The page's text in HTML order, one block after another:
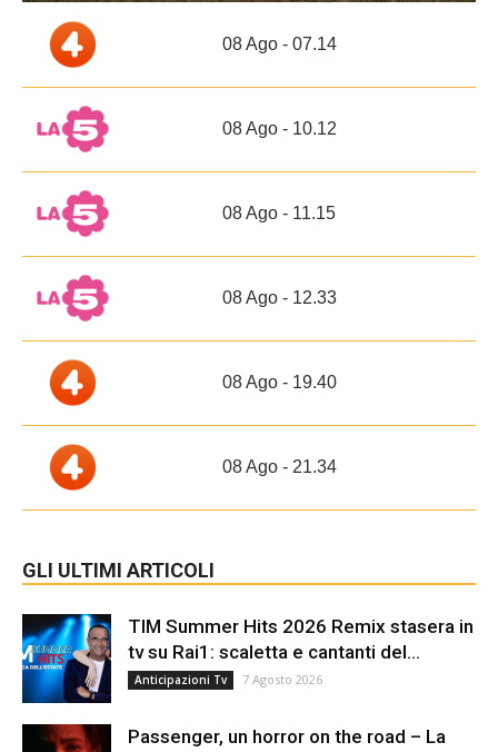
08 Ago - 07.14
08 Ago - 10.12
08 Ago - 11.15
08 Ago - 12.33
08 Ago - 19.40
08 Ago - 21.34
GLI ULTIMI ARTICOLI
TIM Summer Hits 2026 Remix stasera in
tv su Rai1: scaletta e cantanti del...
Anticipazioni Tv 7 Agosto 2026
Passenger, un horror on the road – La